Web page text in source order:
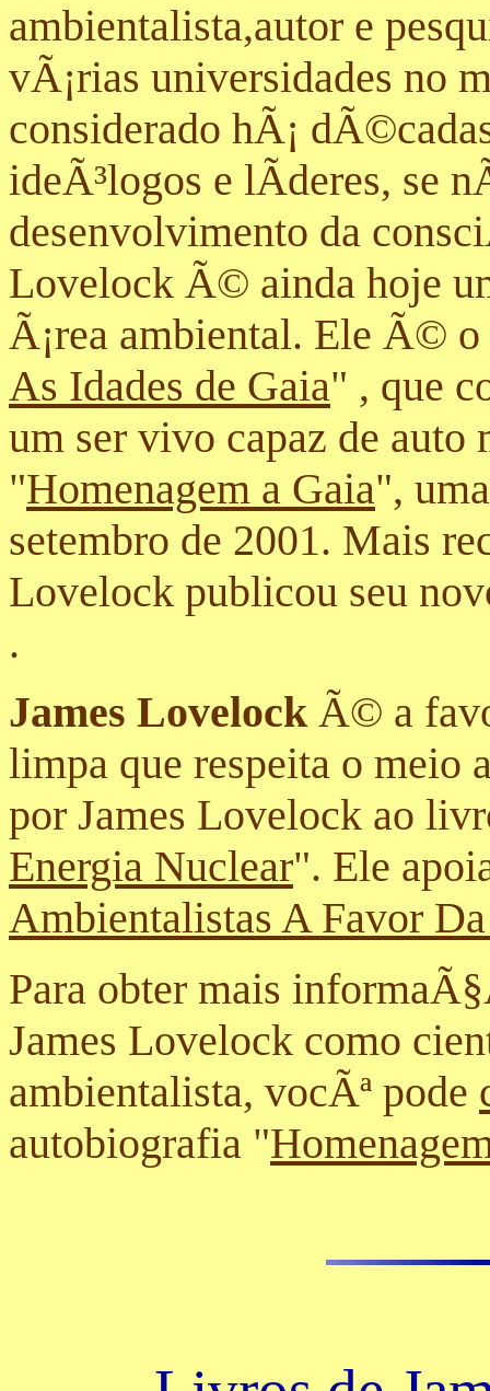
ambientalista,autor e
vÃ¡rias universidades no
considerado hÃ¡
ideÃ³logos e lÃ­deres, se
desenvolvimento da
Lovelock Ã© ainda hoje
Ã¡rea ambiental. Ele Ã©
As Idades de Gaia" , que
um ser vivo capaz de auto
"Homenagem a Gaia",
setembro de 2001. Mais
Lovelock publicou seu
.
James LovelockÃ© a
limpa que respeita o meio
por James Lovelock ao
Energia Nuclear". Ele
Ambientalistas A Favor
Para obter mais
James Lovelock como
ambientalista, vocÃª pode
autobiografia "